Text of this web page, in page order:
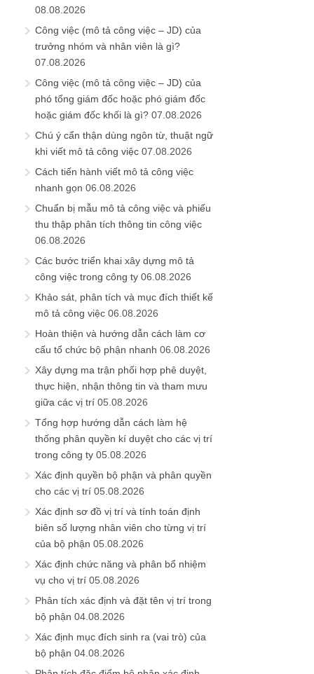
08.08.2026
Công việc (mô tả công việc – JD) của
trưởng nhóm và nhân viên là gì?
07.08.2026
Công việc (mô tả công việc – JD) của
phó tổng giám đốc hoặc phó giám đốc
hoặc giám đốc khối là gì? 07.08.2026
Chú ý cẩn thận dùng ngôn từ, thuật ngữ
khi viết mô tả công việc 07.08.2026
Cách tiến hành viết mô tả công việc
nhanh gọn 06.08.2026
Chuẩn bị mẫu mô tả công việc và phiếu
thu thập phân tích thông tin công việc
06.08.2026
Các bước triển khai xây dựng mô tả
công việc trong công ty 06.08.2026
Khảo sát, phân tích và mục đích thiết kế
mô tả công việc 06.08.2026
Hoàn thiện và hướng dẫn cách làm cơ
cấu tổ chức bộ phận nhanh 06.08.2026
Xây dựng ma trận phối hợp phê duyệt,
thực hiện, nhận thông tin và tham mưu
giữa các vị trí 05.08.2026
Tổng hợp hướng dẫn cách làm hệ
thống phân quyền kí duyệt cho các vị trí
trong công ty 05.08.2026
Xác định quyền bộ phận và phân quyền
cho các vị trí 05.08.2026
Xác định sơ đồ vị trí và tính toán định
biên số lượng nhân viên cho từng vị trí
của bộ phận 05.08.2026
Xác định chức năng và phân bổ nhiệm
vụ cho vị trí 05.08.2026
Phân tích xác định và đặt tên vị trí trong
bộ phận 04.08.2026
Xác định mục đích sinh ra (vai trò) của
bộ phận 04.08.2026